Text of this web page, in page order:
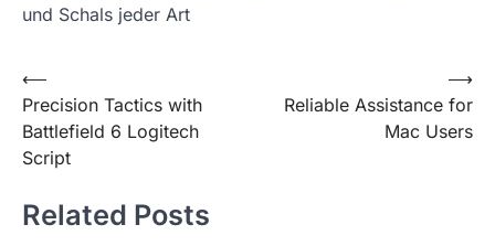
und Schals jeder Art
Post
navigation
⟵
Precision Tactics with
Battlefield 6 Logitech
Script
Reliable Assistance for
Mac Users
⟶
Related Posts